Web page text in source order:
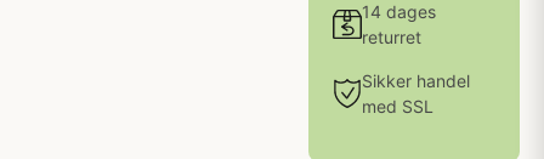
14 dages
returret
Sikker handel
med SSL